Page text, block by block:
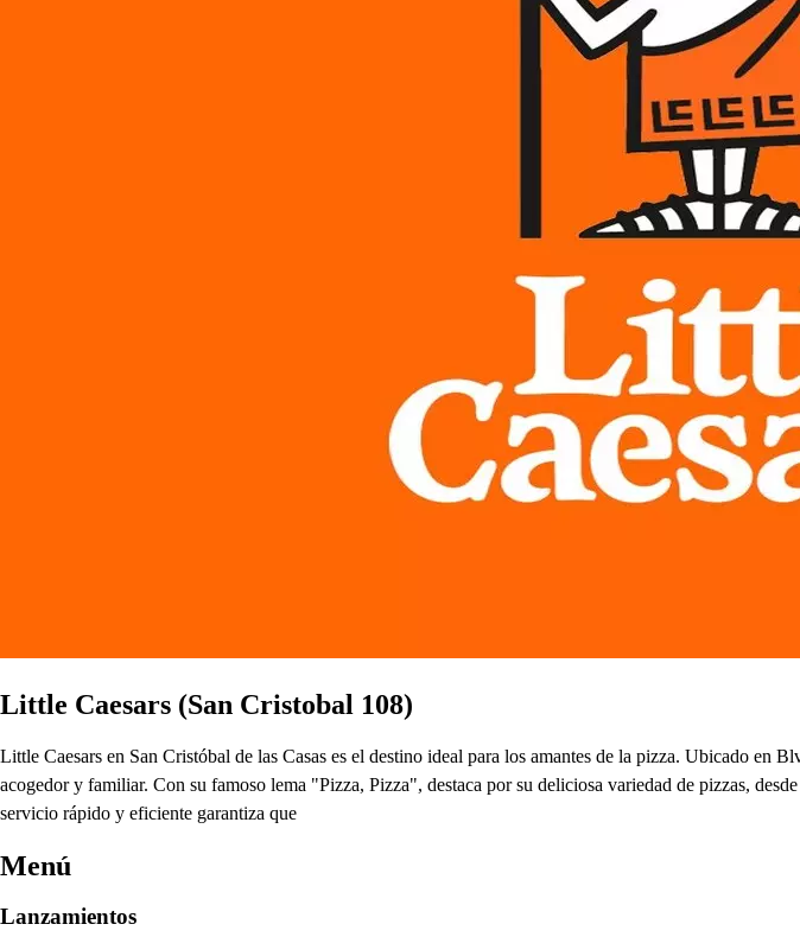
Little Caesars (San Cristobal 108)
Little Caesars en San Cristóbal de las Casas es el destino ideal para los amantes de la pizza. Ubicado en
acogedor y familiar. Con su famoso lema "Pizza, Pizza", destaca por su deliciosa variedad de pizzas,
servicio rápido y eficiente garantiza que
Menú
Lanzamientos